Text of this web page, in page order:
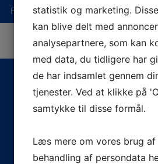
Indlægsnavigation
Forrige indlæg
Christiansfeld Idrætsforening blev
dag en moderne forening med ca.
statistik og marketing.
kan blive delt med
analysepartnere, som kan
med data, du tidligere har
de har indsamlet gennem
tjenester. Ved at klikke på
samtykke til disse formål.
Læs mere om vores brug
behandling af persondata